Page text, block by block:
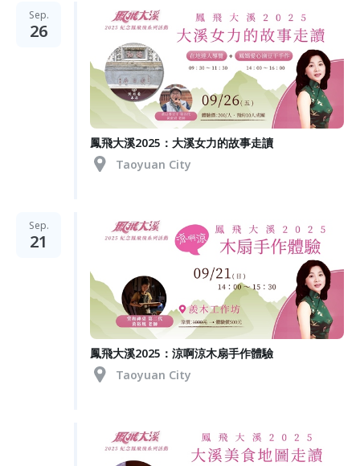
Sep.
26
鳳飛大溪2025：大溪女力的故事走讀
Taoyuan City
Sep.
21
鳳飛大溪2025：涼啊涼木扇手作體驗
Taoyuan City